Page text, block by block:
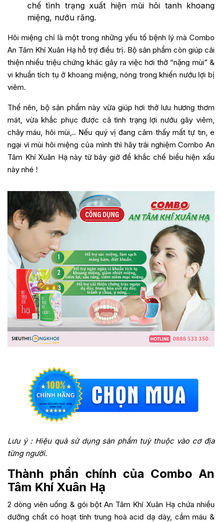
chế tình trạng xuất hiện mùi hôi tanh khoang
miệng, nướu răng.
Hôi miệng chỉ là một trong những yếu tố bệnh lý mà Combo
An Tâm Khí Xuân Hạ hỗ trợ điều trị. Bộ sản phẩm còn giúp cải
thiện nhiều triệu chứng khác gây ra việc hơi thở “nặng mùi” &
vi khuẩn tích tụ ở khoang miệng, nóng trong khiến nướu lợi bị
viêm.
Thế nên, bộ sản phẩm này vừa giúp hơi thở lưu hương thơm
mát, vừa khắc phục được cả tình trạng lợi nướu gây viêm,
chảy máu, hôi mùi,.. Nếu quý vị đang cảm thấy mất tự tin, e
ngại vì mùi hôi miệng của mình thì hãy trải nghiệm Combo An
Tâm Khí Xuân Hạ này từ bây giờ để khắc chế biểu hiện xấu
này nhé !
Lưu ý : Hiệu quả sử dụng sản phẩm tuỳ thuộc vào cơ địa
từng người.
Thành phần chính của Combo An
Tâm Khí Xuân Hạ
2 dòng viên uống & gói bột An Tâm Khí Xuân Hạ chứa nhiều
dưỡng chất có hoạt tính trung hoà acid dạ dày, cầm máu &